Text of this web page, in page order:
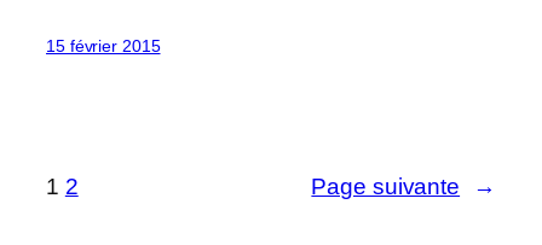
15 février 2015
1 2 Page suivante →